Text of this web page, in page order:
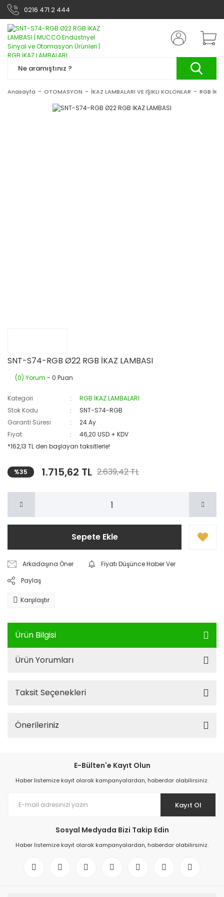
0216 471 2 444
Anasayfa OTOMASYON İKAZ LAMBALARI VE IŞIKLI KOLONLAR RGB
SNT-S74-RGB Ø22 RGB İKAZ LAMBASI
(0) Yorum - 0 Puan
Kategori
RGB İKAZ LAMBALARI
Stok Kodu
SNT-S74-RGB
Garanti Süresi
24 Ay
Fiyat
46,20 USD + KDV
*162,13 TL den başlayan taksitlerle!
%35 1.715,62 TL 2.639,42 TL
Sepete Ekle
Arkadaşına Öner
Fiyatı Düşünce Haber Ver
Paylaş
Karşılaştır
Ürün Bilgisi
Ürün Yorumları
Taksit Seçenekleri
Önerileriniz
E-Bülten'e Kayıt Olun
Haber listemize kayıt olarak kampanyalardan, haberdar olabilirsiniz.
Kayıt Ol
Sosyal Medyada Bizi Takip Edin
Haber listemize kayıt olarak kampanyalardan, haberdar olabilirsiniz.